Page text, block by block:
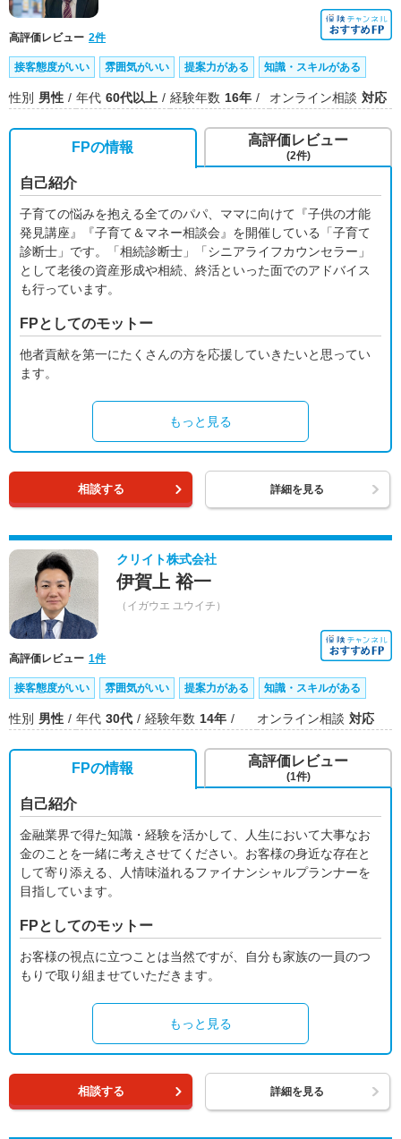
高評価レビュー 2件
接客態度がいい 雰囲気がいい 提案力がある 知識・スキルがある
性別 男性 年代 60代以上 経験年数 16年 オンライン相談 対応
FPの情報
自己紹介
子育ての悩みを抱える全てのパパ、ママに向けて『子供の才能
発見講座』『子育て＆マネー相談会』を開催している「子育て
診断士」です。「相続診断士」「シニアライフカウンセラー」
として老後の資産形成や相続、終活といった面でのアドバイス
も行っています。
FPとしてのモットー
他者貢献を第一にたくさんの方を応援していきたいと思ってい
ます。
もっと見る
高評価レビュー
(2件)
相談する 詳細を見る
クリイト株式会社
伊賀上 裕一
（イガウエ ユウイチ）
高評価レビュー 1件
接客態度がいい 雰囲気がいい 提案力がある 知識・スキルがある
性別 男性 年代 30代 経験年数 14年 オンライン相談 対応
FPの情報
自己紹介
金融業界で得た知識・経験を活かして、人生において大事なお
金のことを一緒に考えさせてください。お客様の身近な存在と
して寄り添える、人情味溢れるファイナンシャルプランナーを
目指しています。
FPとしてのモットー
お客様の視点に立つことは当然ですが、自分も家族の一員のつ
もりで取り組ませていただきます。
もっと見る
高評価レビュー
(1件)
相談する 詳細を見る